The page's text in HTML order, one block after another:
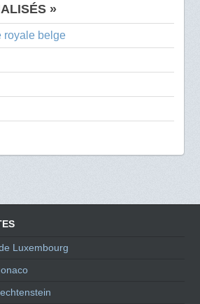
»
royale belge
Luxembourg